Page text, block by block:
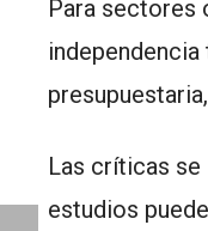
Para sectores
Las críticas
estudios